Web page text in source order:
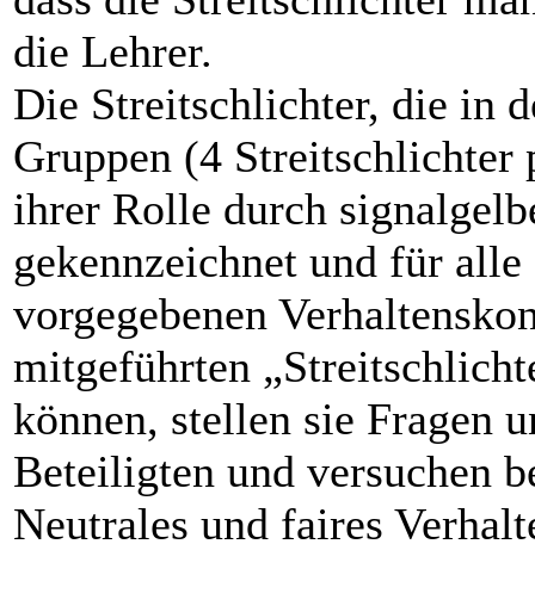
die Lehrer.
Die Streitschlichter, die in
Gruppen (4 Streitschlichter
ihrer Rolle durch
gekennzeichnet und für
vorgegebenen
mitgeführten
können, stellen sie Fragen
Beteiligten und versuchen
Neutrales und faires